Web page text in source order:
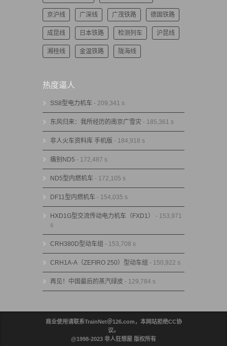
京沪线 广深线 广茂铁路 德国铁路
成昆线 日本铁路 检测列车 沪昆线
湘桂线 金温铁路 陇海线
热度逼人
SS8型电力机车 - 209,341 s
东风归来：我所经历的南京广雪灾 - 185,361 s
非人火车资料库 手机版 - 184,918 s
痛别ND5 - 172,487 s
ND5型内燃机车 - 172,105 s
DF11型内燃机车 - 154,035 s
HXD1G型交流传动电力机车（FXD1）
- 153,971
s
CRH380D型动车组 - 153,708 s
CRH1A-A（ZEFIRO 250）型动车组 - 150,922 s
再见！中国最后的蒸汽绿皮 - 129,784 s
商业使用请联系TrainNet＠126.com，本网站拒绝CC协
议。
@1998-2023 非人狂想屋 版权所有